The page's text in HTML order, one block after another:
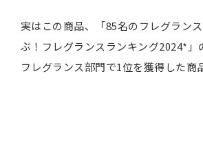
実はこの商品、「85名のフレグラン
ぶ！フレグランスランキング2024*」
フレグランス部門で1位を獲得した商